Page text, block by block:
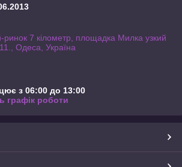
7 кілометр, площадка Милка узкий
Одеса, Україна
з 06:00 до 13:00
графік роботи